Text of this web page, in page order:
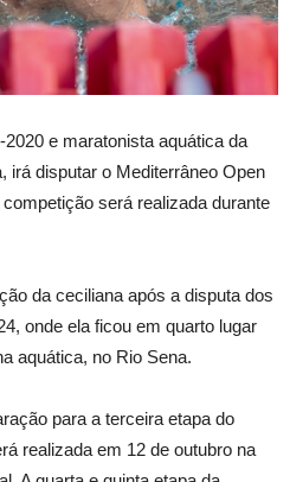
e maratonista aquática da
irá disputar o Mediterrâneo Open
será realizada durante
da ceciliana após a disputa dos
onde ela ficou em quarto lugar
aquática, no Rio Sena.
para a terceira etapa do
realizada em 12 de outubro na